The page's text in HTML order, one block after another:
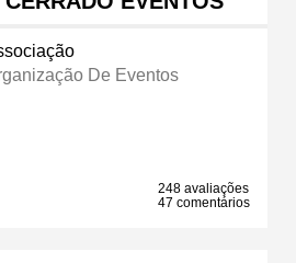
De Eventos
248 avaliações
47 comentários